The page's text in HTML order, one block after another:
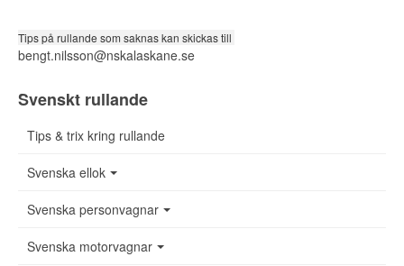
Tips på rullande som saknas kan skickas till
bengt.nilsson@nskalaskane.se
Svenskt rullande
Tips & trix kring rullande
Svenska ellok
Svenska personvagnar
Svenska motorvagnar